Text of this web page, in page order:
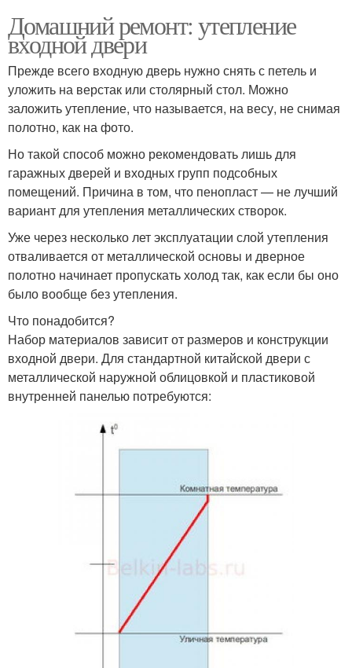
Домашний ремонт: утепление
входной двери
Прежде всего входную дверь нужно снять с петель и
уложить на верстак или столярный стол. Можно
заложить утепление, что называется, на весу, не снимая
полотно, как на фото.
Но такой способ можно рекомендовать лишь для
гаражных дверей и входных групп подсобных
помещений. Причина в том, что пенопласт — не лучший
вариант для утепления металлических створок.
Уже через несколько лет эксплуатации слой утепления
отваливается от металлической основы и дверное
полотно начинает пропускать холод так, как если бы оно
было вообще без утепления.
Что понадобится?
Набор материалов зависит от размеров и конструкции
входной двери. Для стандартной китайской двери с
металлической наружной облицовкой и пластиковой
внутренней панелью потребуются: